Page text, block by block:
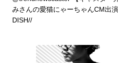
みさんの愛猫にゃーちゃんCM
DISH//